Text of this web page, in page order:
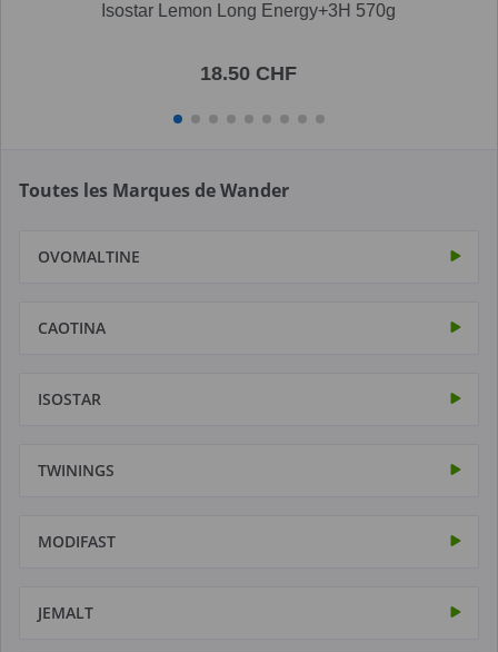
Isostar Lemon Long Energy+3H 570g
18.50 CHF
Toutes les Marques de Wander
OVOMALTINE
CAOTINA
ISOSTAR
TWININGS
MODIFAST
JEMALT